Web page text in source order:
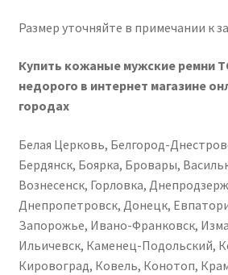
Размер уточняйте в примечании к
Купить кожаные мужские ремни
недорого в интернет магазине
городах
Белая Церковь, Белгород-
Бердянск, Боярка, Бровары,
Вознесенск, Горловка,
Днепропетровск, Донецк,
Запорожье, Ивано-Франковск,
Ильичевск, Каменец-Подольский,
Кировоград, Ковель, Конотоп,